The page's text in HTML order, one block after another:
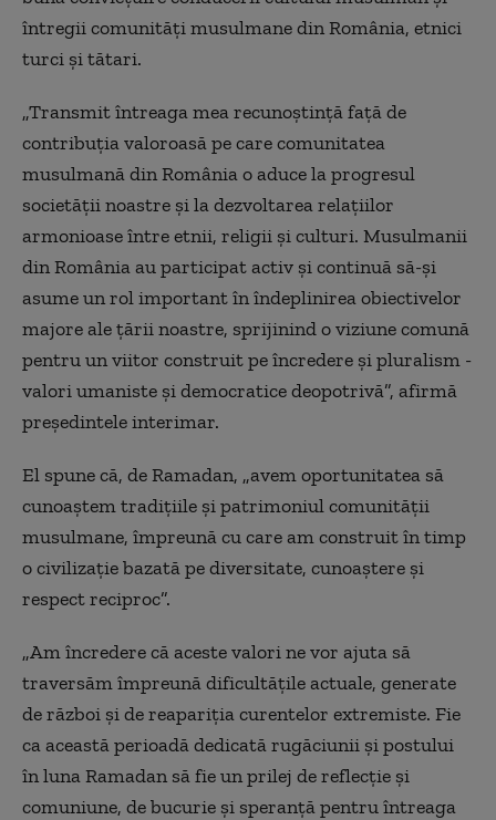
întregii comunităţi musulmane din România, etnici
turci şi tătari.
„Transmit întreaga mea recunoştinţă faţă de
contribuţia valoroasă pe care comunitatea
musulmană din România o aduce la progresul
societăţii noastre şi la dezvoltarea relaţiilor
armonioase între etnii, religii şi culturi. Musulmanii
din România au participat activ şi continuă să-şi
asume un rol important în îndeplinirea obiectivelor
majore ale ţării noastre, sprijinind o viziune comună
pentru un viitor construit pe încredere şi pluralism -
valori umaniste şi democratice deopotrivă”, afirmă
preşedintele interimar.
El spune că, de Ramadan, „avem oportunitatea să
cunoaştem tradiţiile şi patrimoniul comunităţii
musulmane, împreună cu care am construit în timp
o civilizaţie bazată pe diversitate, cunoaştere şi
respect reciproc”.
„Am încredere că aceste valori ne vor ajuta să
traversăm împreună dificultăţile actuale, generate
de război şi de reapariţia curentelor extremiste. Fie
ca această perioadă dedicată rugăciunii şi postului
în luna Ramadan să fie un prilej de reflecţie şi
comuniune, de bucurie şi speranţă pentru întreaga